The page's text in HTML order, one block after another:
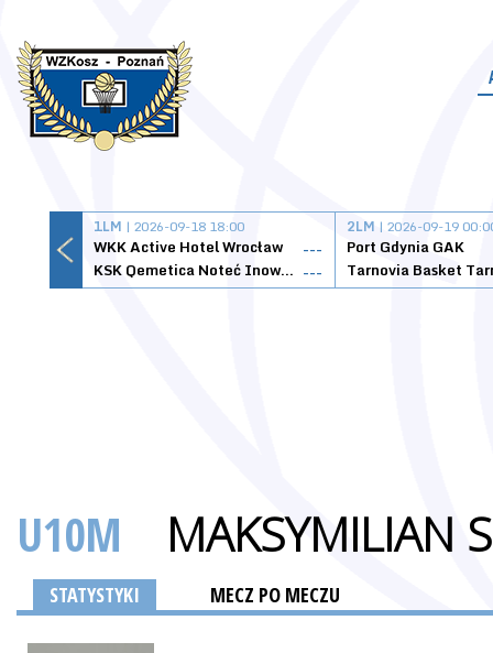
1LM | 2026-09-18 18:00
WKK Active Hotel Wrocław
---
KSK Qemetica Noteć Inowrocław ---
2LM | 2026-09-19
Port Gdynia GAK
U10M MAKSYMILIAN
STATYSTYKI MECZ PO MECZU